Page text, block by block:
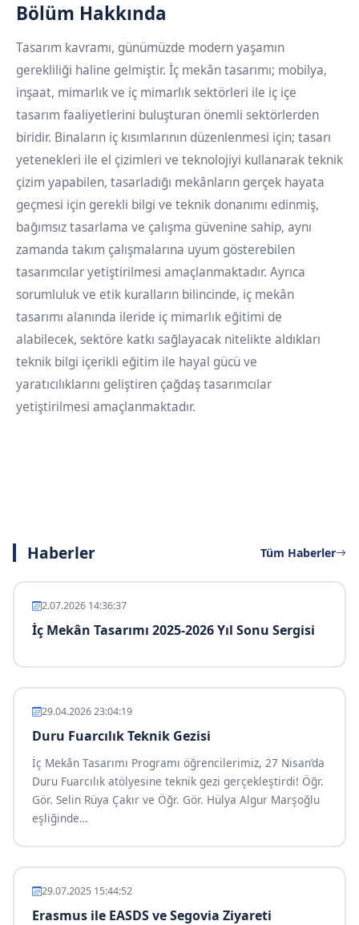
Bölüm Hakkında
Tasarım kavramı, günümüzde modern yaşamın
gerekliliği haline gelmiştir. İç mekân tasarımı; mobilya,
inşaat, mimarlık ve iç mimarlık sektörleri ile iç içe
tasarım faaliyetlerini buluşturan önemli sektörlerden
biridir. Binaların iç kısımlarının düzenlenmesi için; tasarı
yetenekleri ile el çizimleri ve teknolojiyi kullanarak teknik
çizim yapabilen, tasarladığı mekânların gerçek hayata
geçmesi için gerekli bilgi ve teknik donanımı edinmiş,
bağımsız tasarlama ve çalışma güvenine sahip, aynı
zamanda takım çalışmalarına uyum gösterebilen
tasarımcılar yetiştirilmesi amaçlanmaktadır. Ayrıca
sorumluluk ve etik kuralların bilincinde, iç mekân
tasarımı alanında ileride iç mimarlık eğitimi de
alabilecek, sektöre katkı sağlayacak nitelikte aldıkları
teknik bilgi içerikli eğitim ile hayal gücü ve
yaratıcılıklarını geliştiren çağdaş tasarımcılar
yetiştirilmesi amaçlanmaktadır.
Haberler Tüm Haberler
2.07.2026 14:36:37
İç Mekân Tasarımı 2025-2026 Yıl Sonu Sergisi
29.04.2026 23:04:19
Duru Fuarcılık Teknik Gezisi
İç Mekân Tasarımı Programı öğrencilerimiz, 27 Nisan’da
Duru Fuarcılık atölyesine teknik gezi gerçekleştirdi! Öğr.
Gör. Selin Rüya Çakır ve Öğr. Gör. Hülya Algur Marşoğlu
eşliğinde…
29.07.2025 15:44:52
Erasmus ile EASDS ve Segovia Ziyareti